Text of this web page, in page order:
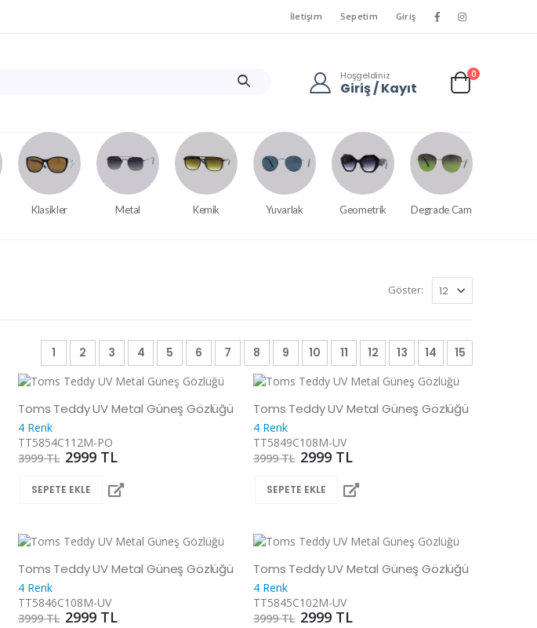
İletişim Sepetim Giriş
Hoşgeldiniz
Giriş / Kayıt
0
Klasikler Metal Kemik Yuvarlak Geometrik Degrade Cam
Göster:
1 2 3 4 5 6 7 8 9 10 11 12 13 14 15
Toms Teddy UV Metal Güneş Gözlüğü
4 Renk
TT5854C112M-PO
3999 TL 2999 TL
SEPETE EKLE
Toms Teddy UV Metal Güneş Gözlüğü
4 Renk
TT5849C108M-UV
3999 TL 2999 TL
SEPETE EKLE
Toms Teddy UV Metal Güneş Gözlüğü
4 Renk
TT5846C108M-UV
3999 TL 2999 TL
Toms Teddy UV Metal Güneş Gözlüğü
4 Renk
TT5845C102M-UV
3999 TL 2999 TL